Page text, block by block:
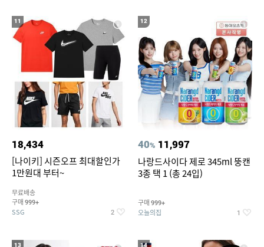
11
18,434
[나이키] 시즌오프 최대할인가
1만원대 부터~
무료배송
구매 999+
SSG 2
12
40% 11,997
나랑드사이다 제로 345ml 뚱캔
3종 택 1 (총 24입)
구매 999+
오늘의집 1
13 14